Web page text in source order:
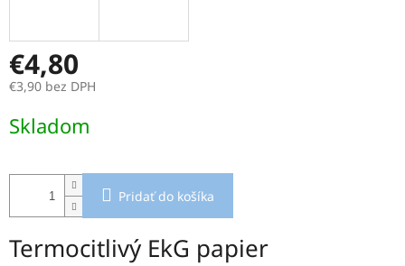
€4,80
€3,90 bez DPH
cena:
Skladom
Pridať do košíka
Termocitlivý EkG papier